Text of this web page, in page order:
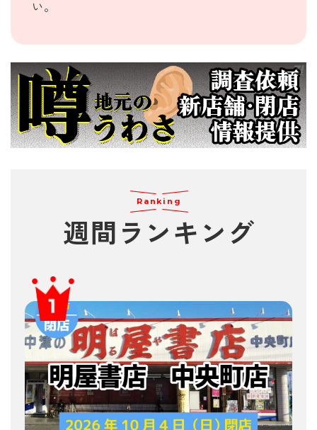
い。
Ranking
週間 ランキング